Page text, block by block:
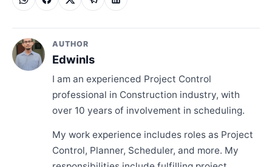
AUTHOR
Edwinls
I am an experienced Project Control
professional in Construction industry, with
over 10 years of involvement in scheduling.
My work experience includes roles as Project
Control, Planner, Scheduler, and more. My